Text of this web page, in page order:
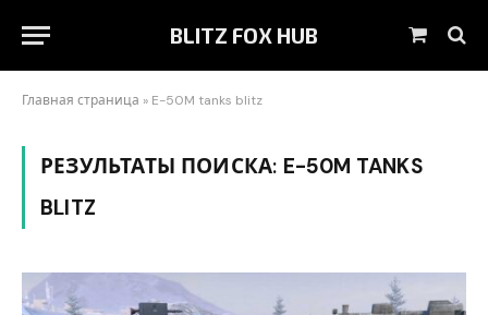
BLITZ FOX HUB Корзина
Главная страница » E-50M tanks blitz
РЕЗУЛЬТАТЫ ПОИСКА: E-50M TANKS
BLITZ